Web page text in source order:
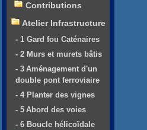
Contributions
Atelier Infrastructure
- 1 Gard fou Caténaires
- 2 Murs et murets bâtis
- 3 Aménagement d'un
double pont ferroviaire
- 4 Planter des vignes
- 5 Abord des voies
- 6 Boucle hélicoïdale